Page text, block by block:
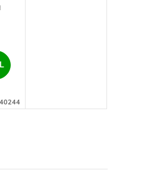
40244